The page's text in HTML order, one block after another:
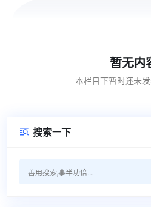
暂无内
本栏目下暂时还未
 搜索一下